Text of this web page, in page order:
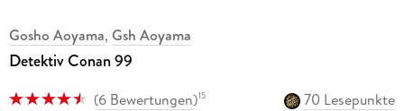
Gosho Aoyama, Gsh Aoyama
Detektiv Conan 99
(6 Bewertungen)15
70 Lesepunkte